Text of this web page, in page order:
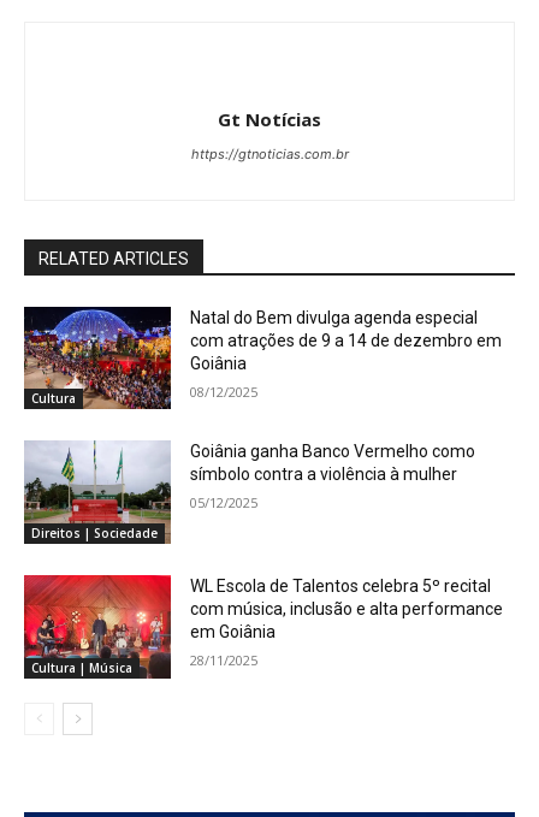
Gt Notícias
https://gtnoticias.com.br
RELATED ARTICLES
Cultura
Natal do Bem divulga agenda especial
com atrações de 9 a 14 de dezembro em
Goiânia
08/12/2025
Direitos | Sociedade
Goiânia ganha Banco Vermelho como
símbolo contra a violência à mulher
05/12/2025
Cultura | Música
WL Escola de Talentos celebra 5º recital
com música, inclusão e alta performance
em Goiânia
28/11/2025